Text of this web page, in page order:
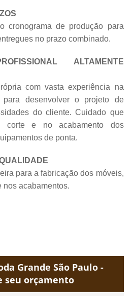
cronograma de produção para
no prazo combinado.
ALTAMENTE
com vasta experiência na
para desenvolver o projeto de
do cliente. Cuidado que
corte e no acabamento dos
de ponta.
para a fabricação dos móveis,
nos acabamentos.
Grande São Paulo -
seu orçamento